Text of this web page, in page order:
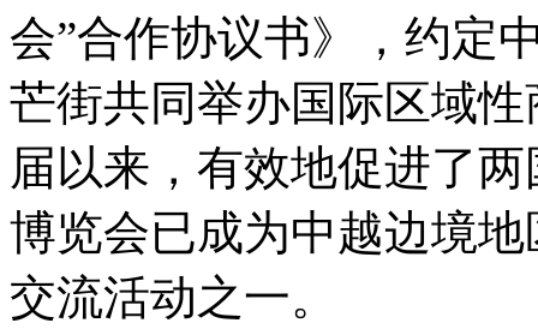
会”合作协议书》，约定
芒街共同举办国际区域
届以来，有效地促进了
博览会已成为中越边境
交流活动之一。